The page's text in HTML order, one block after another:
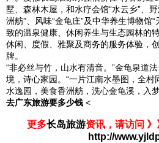
墅、森林木屋，和水疗会馆“水云乡”、
洲舫”、风味“金龟庄”及中华养生博物馆
致的温泉健康、休闲养生与生态园林的
休闲、度假、雅聚及商务的服务体验，
牌。
“非必丝与竹，山水有清音。”金龟泉道
境，诗心家园。“一片江南水墨图，全村
水逸园，美食香洲舫，洗心金龟溪，入梦
去广东旅游要多少钱 <
更多长岛旅游资讯，请访问 》
http://